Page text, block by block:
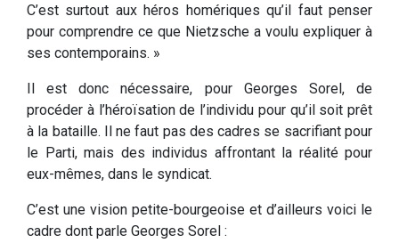
C’est surtout aux héros homériques qu’il faut penser
pour comprendre ce que Nietzsche a voulu expliquer à
ses contemporains. »
Il est donc nécessaire, pour Georges Sorel, de
procéder à l’héroïsation de l’individu pour qu’il soit prêt
à la bataille. Il ne faut pas des cadres se sacrifiant pour
le Parti, mais des individus affrontant la réalité pour
eux-mêmes, dans le syndicat.
C’est une vision petite-bourgeoise et d’ailleurs voici le
cadre dont parle Georges Sorel :